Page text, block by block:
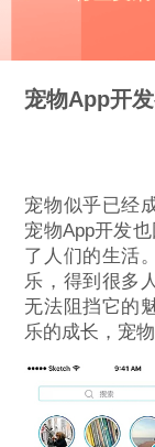
宠物App开
宠物似乎已经
宠物App开发
了人们的生活
乐，得到很多
无法阻挡它的
乐的成长，宠